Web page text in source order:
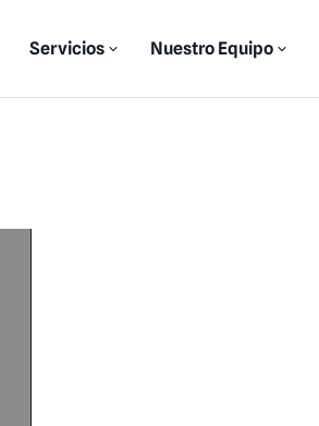
Servicios Nuestro Equipo